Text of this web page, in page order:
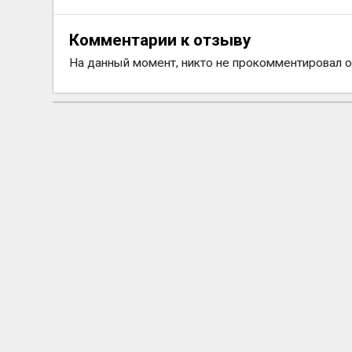
Комментарии к отзыву
На данный момент, никто не прокомментировал